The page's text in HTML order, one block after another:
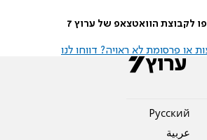
לקבוצת הוואטצאפ של ערוץ 7
או פרסומת לא ראויה? דווחו לנו
Pусский
عربية